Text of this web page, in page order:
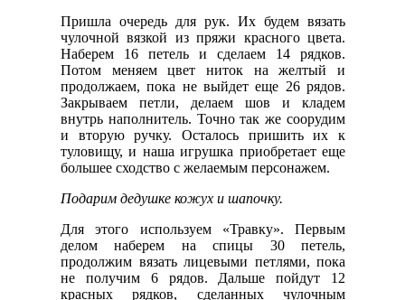
Пришла очередь для рук. Их будем вязать
чулочной вязкой из пряжи красного цвета.
Наберем 16 петель и сделаем 14 рядков.
Потом меняем цвет ниток на желтый и
продолжаем, пока не выйдет еще 26 рядов.
Закрываем петли, делаем шов и кладем
внутрь наполнитель. Точно так же соорудим
и вторую ручку. Осталось пришить их к
туловищу, и наша игрушка приобретает еще
большее сходство с желаемым персонажем.
Подарим дедушке кожух и шапочку.
Для этого используем «Травку». Первым
делом наберем на спицы 30 петель,
продолжим вязать лицевыми петлями, пока
не получим 6 рядов. Дальше пойдут 12
красных рядков, сделанных чулочным